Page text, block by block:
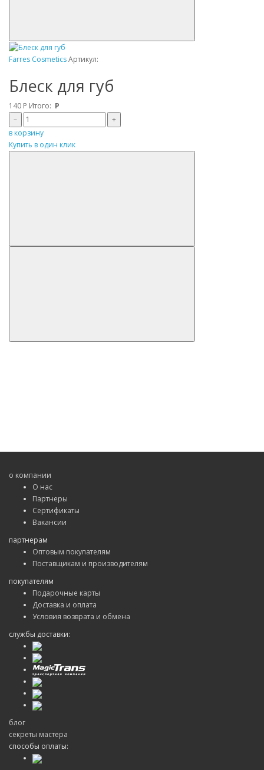
Farres CosmeticsАртикул:
Блеск для губ
140 Р Итого: Р
–
+
в корзину
Купить в один клик
о компании
О нас
Партнеры
Сертификаты
Вакансии
партнерам
Оптовым покупателям
Поставщикам и производителям
покупателям
Подарочные карты
Доставка и оплата
Условия возврата и обмена
службы доставки:
блог
секреты мастера
способы оплаты: